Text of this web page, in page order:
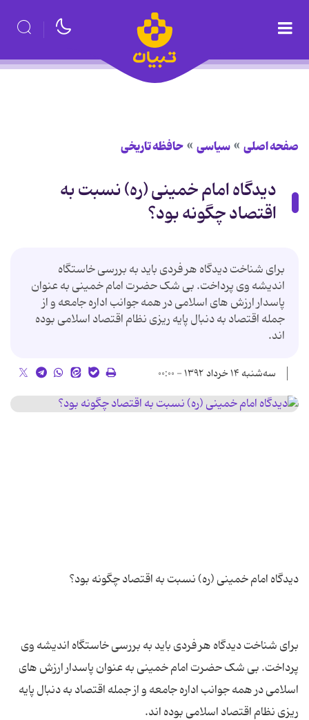
صفحه اصلی سیاسی حافظه تاریخی
دیدگاه امام خمینی (ره) نسبت به
اقتصاد چگونه بود؟
برای شناخت دیدگاه هر فردی باید به بررسی خاستگاه
اندیشه وی پرداخت. بی شک حضرت امام خمینی به عنوان
پاسدار ارزش های اسلامی در همه جوانب اداره جامعه و از
جمله اقتصاد به دنبال پایه ریزی نظام اقتصاد اسلامی بوده
اند.
سه‌شنبه ۱۴ خرداد ۱۳۹۲ - ۰۰:۰۰
برای شناخت دیدگاه هر فردی باید به بررسی خاستگاه اندیشه وی
پرداخت. بی شک حضرت امام خمینی به عنوان پاسدار ارزش های
اسلامی در همه جوانب اداره جامعه و از جمله اقتصاد به دنبال پایه